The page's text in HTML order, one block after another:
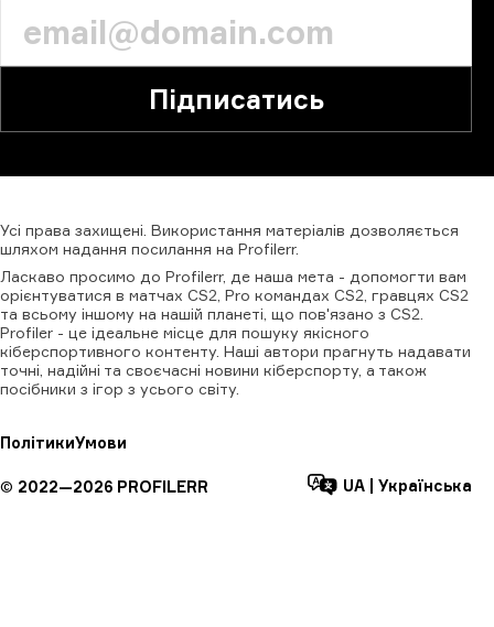
Підписатись
Усі права захищені. Використання матеріалів дозволяється
шляхом надання посилання на Profilerr.
Ласкаво просимо до Profilerr, де наша мета - допомогти вам
орієнтуватися в матчах CS2, Pro командах CS2, гравцях CS2
та всьому іншому на нашій планеті, що пов'язано з CS2.
Profiler - це ідеальне місце для пошуку якісного
кіберспортивного контенту. Наші автори прагнуть надавати
точні, надійні та своєчасні новини кіберспорту, а також
посібники з ігор з усього світу.
ПолітикиУмови
© 2022—2026 PROFILERR UA Українська